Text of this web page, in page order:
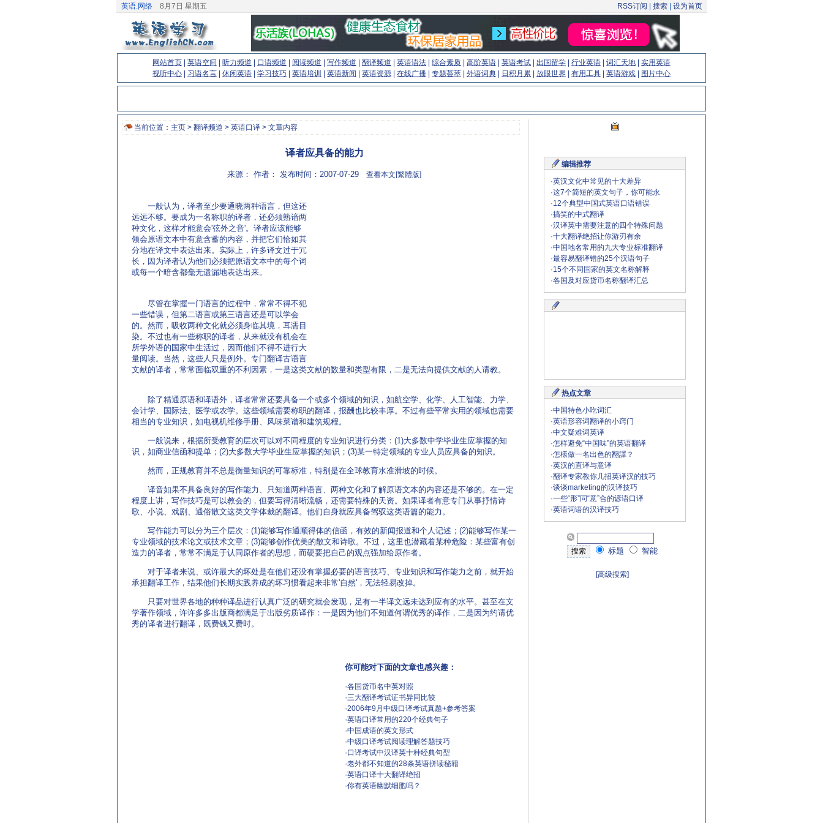
英语.网络 8月7日 星期五 RSS订阅 搜索 设为首页
网站首页 英语空间 听力频道 口语频道 阅读频道 写作频道 翻译频道 英语语法 综合素质 高阶英语 英语考试 出国留学 行业英语 词汇天地
实用英语
视听中心
习语名言 休闲英语 学习技巧 英语培训 英语新闻 英语资源 在线广播 专题荟萃 外语词典 日积月累 放眼世界 有用工具 英语游戏 图片中心
当前位置： 主页 > 翻译频道 > 英语口译 > 文章内容
译者应具备的能力
来源： 作者： 发布时间：2007-07-29 查看本文[繁體版]
一般认为，译者至少要通晓两种语言，但这还
远远不够。要成为一名称职的译者，还必须熟谙两
种文化，这样才能意会'弦外之音'。译者应该能够
领会原语文本中有意含蓄的内容，并把它们恰如其
分地在译文中表达出来。实际上，许多译文过于冗
长，因为译者认为他们必须把原语文本中的每个词
或每一个暗含都毫无遗漏地表达出来。
尽管在掌握一门语言的过程中，常常不得不犯
一些错误，但第二语言或第三语言还是可以学会
的。然而，吸收两种文化就必须身临其境，耳濡目
染。不过也有一些称职的译者，从来就没有机会在
所学外语的国家中生活过，因而他们不得不进行大
量阅读。当然，这些人只是例外。专门翻译古语言
文献的译者，常常面临双重的不利因素，一是这类文献的数量和类型有限，二是无法向提供文献的人请教。
除了精通原语和译语外，译者常常还要具备一个或多个领域的知识，如航空学、化学、人工智能、力学、
会计学、国际法、医学或农学。这些领域需要称职的翻译，报酬也比较丰厚。不过有些平常实用的领域也需要
相当的专业知识，如电视机维修手册、风味菜谱和建筑规程。
一般说来，根据所受教育的层次可以对不同程度的专业知识进行分类：(1)大多数中学毕业生应掌握的知
识，如商业信函和提单；(2)大多数大学毕业生应掌握的知识；(3)某一特定领域的专业人员应具备的知识。
然而，正规教育并不总是衡量知识的可靠标准，特别是在全球教育水准滑坡的时候。
译音如果不具备良好的写作能力、只知道两种语言、两种文化和了解原语文本的内容还是不够的。在一定
程度上讲，写作技巧是可以教会的，但要写得清晰流畅，还需要特殊的天资。如果译者有意专门从事抒情诗
歌、小说、戏剧、通俗散文这类文学体裁的翻译。他们自身就应具备驾驭这类语篇的能力。
写作能力可以分为三个层次：(1)能够写作通顺得体的信函，有效的新闻报道和个人记述；(2)能够写作某一
专业领域的技术论文或技术文章；(3)能够创作优美的散文和诗歌。不过，这里也潜藏着某种危险：某些富有创
造力的译者，常常不满足于认同原作者的思想，而硬要把自己的观点强加给原作者。
对于译者来说、或许最大的坏处是在他们还没有掌握必要的语言技巧、专业知识和写作能力之前，就开始
承担翻译工作，结果他们长期实践养成的坏习惯看起来非常'自然'，无法轻易改掉。
只要对世界各地的种种译品进行认真广泛的研究就会发现，足有一半译文远未达到应有的水平。甚至在文
学著作领域，许许多多出版商都满足于出版劣质译作：一是因为他们不知道何谓优秀的译作，二是因为约请优
秀的译者进行翻译，既费钱又费时。
你可能对下面的文章也感兴趣：
·各国货币名中英对照
·三大翻译考试证书异同比较
·2006年9月中级口译考试真题+参考答案
·英语口译常用的220个经典句子
·中国成语的英文形式
·中级口译考试阅读理解答题技巧
·口译考试中汉译英十种经典句型
·老外都不知道的28条英语拼读秘籍
·英语口译十大翻译绝招
·你有英语幽默细胞吗？
编辑推荐
·英汉文化中常见的十大差异
·这7个简短的英文句子，你可能永
·12个典型中国式英语口语错误
·搞笑的中式翻译
·汉译英中需要注意的四个特殊问题
·十大翻译绝招让你游刃有余
·中国地名常用的九大专业标准翻译
·最容易翻译错的25个汉语句子
·15个不同国家的英文名称解释
·各国及对应货币名称翻译汇总
热点文章
·中国特色小吃词汇
·英语形容词翻译的小窍门
·中文疑难词英译
·怎样避免“中国味”的英语翻译
·怎樣做一名出色的翻譯？
·英汉的直译与意译
·翻译专家教你几招英译汉的技巧
·谈谈marketing的汉译技巧
·一些“形”同“意”合的谚语口译
·英语词语的汉译技巧
标题 智能
[高级搜索]